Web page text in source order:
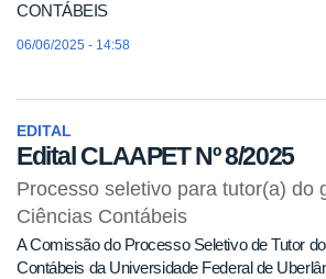
CONTÁBEIS
06/06/2025 - 14:58
EDITAL
Edital CLAAPET Nº 8/2025
Processo seletivo para tutor(a) do
Ciências Contábeis
A Comissão do Processo Seletivo de Tutor
Contábeis da Universidade Federal de